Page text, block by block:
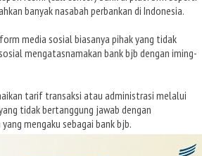
banyak nasabah perbankan di Indonesia.
media sosial biasanya pihak yang tidak
mengatasnamakan bank bjb dengan iming-
tarif transaksi atau administrasi melalui
tidak bertanggung jawab dengan
mengaku sebagai bank bjb.